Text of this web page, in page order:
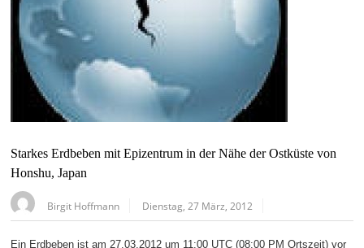
Starkes Erdbeben mit Epizentrum in der Nähe der Ostküste von
Honshu, Japan
Birgit Hoffmann Dienstag, 27 März, 2012
Ein Erdbeben ist am 27.03.2012 um 11:00 UTC (08:00 PM Ortszeit) vor